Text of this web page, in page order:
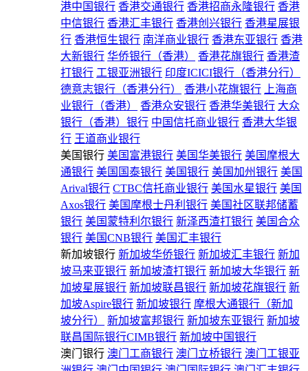
港中国银行 香港交通银行 香港招商永隆银行 香港
中信银行 香港汇丰银行 香港创兴银行 香港星展银
行 香港恒生银行 南洋商业银行 香港东亚银行 香港
大新银行 华侨银行（香港） 香港花旗银行 香港渣
打银行 工银亚洲银行 印度ICICI银行（香港分行）
德意志银行（香港分行）
香港小花旗银行
上海商
业银行（香港）
香港众安银行 香港华美银行 大众
银行（香港）银行 中国信托商业银行 香港大华银
行 王道商业银行
美国银行 美国富港银行 美国华美银行 美国摩根大
通银行 美国国泰银行 美国银行 美国加州银行 美国
Arival银行 CTBC信托商业银行 美国水星银行 美国
Axos银行 美国摩根士丹利银行 美国社区联邦储蓄
银行 美国蒙特利尔银行 新泽西渣打银行 美国合众
银行 美国CNB银行 美国汇丰银行
新加坡银行 新加坡华侨银行 新加坡汇丰银行 新加
坡马来亚银行 新加坡渣打银行 新加坡大华银行 新
加坡星展银行 新加坡联昌银行 新加坡花旗银行 新
加坡Aspire银行 新加坡银行 摩根大通银行（新加
坡分行）
新加坡富邦银行 新加坡东亚银行 新加坡
联昌国际银行CIMB银行 新加坡中国银行
澳门银行 澳门工商银行 澳门立桥银行 澳门工银亚